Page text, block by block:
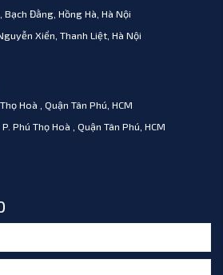
Đằng, Hồng Hà, Hà Nội
Xiển, Thanh Liệt, Hà Nội
Hoà , Quận Tân Phú, HCM
Phú Thọ Hoà , Quận Tân Phú, HCM